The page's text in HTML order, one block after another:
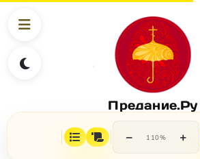
Предание.Ру
− 110% +